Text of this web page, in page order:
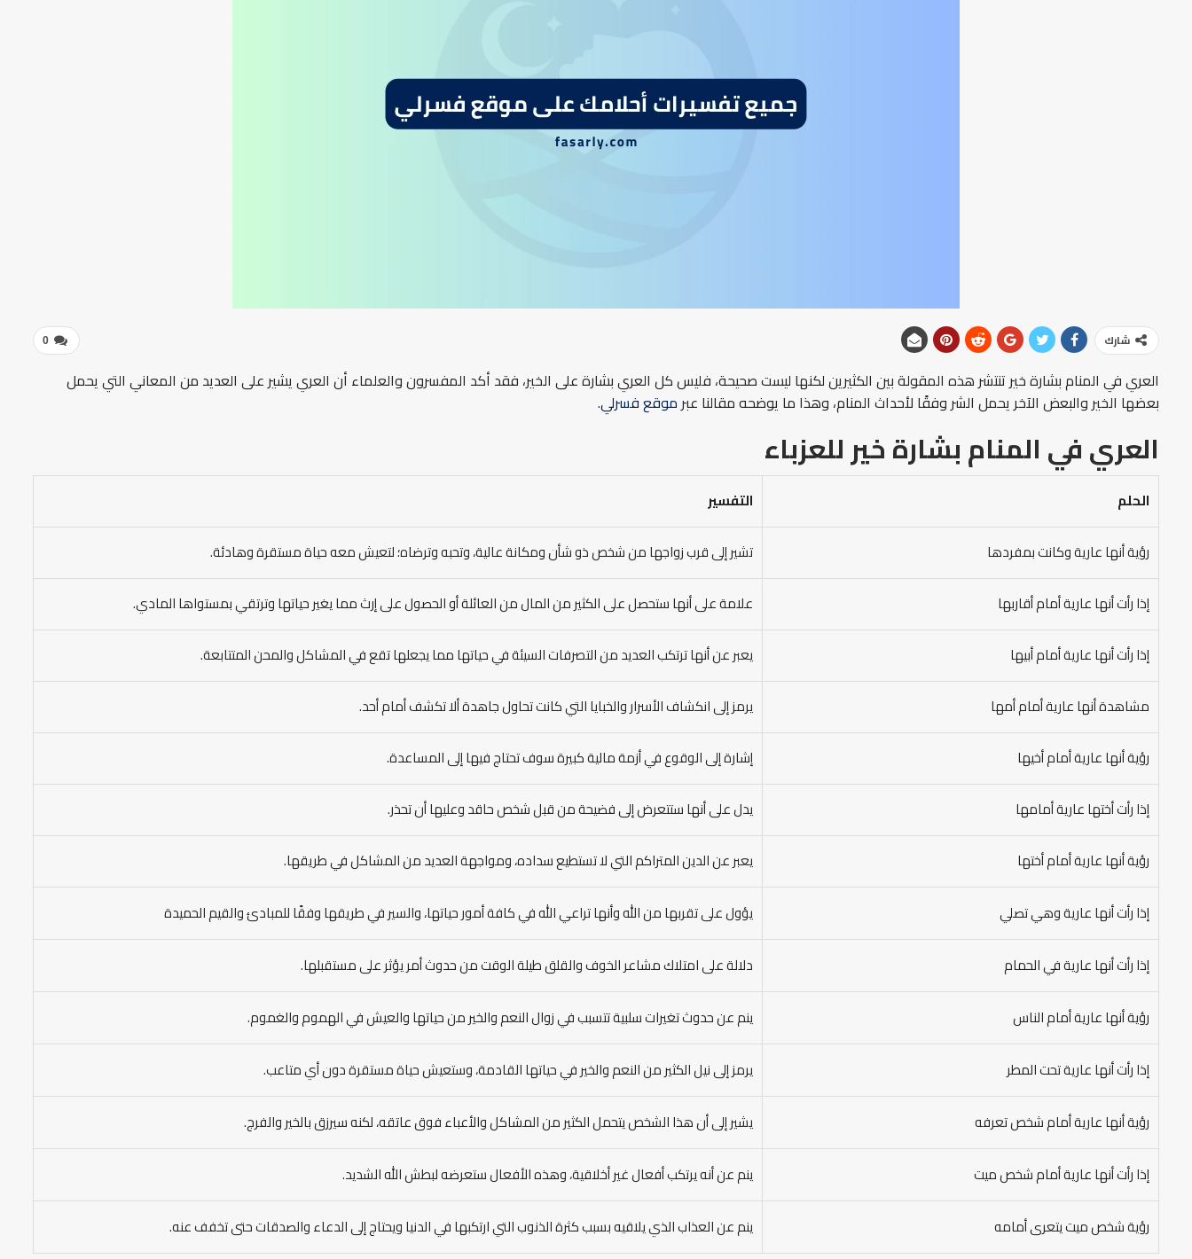
0 شارك
العري في المنام بشارة خير تنتشر هذه المقولة بين الكثيرين لكنها ليست صحيحة، فليس كل العري بشارة على الخير، فقد أكد المفسرون والعلماء أن العري يشير على العديد من المعاني التي يحمل
بعضها الخير والبعض الآخر يحمل الشر وفقًا لأحداث المنام، وهذا ما يوضحه مقالنا عبرموقع فسرلي.
العري في المنام بشارة خيرللعزباء
الحلم
التفسير
رؤية أنها عارية وكانت بمفردها
تشير إلى قرب زواجها من شخص ذو شأن ومكانة عالية، وتحبه وترضاه؛ لتعيش معه حياة مستقرة وهادئة.
إذا رأت أنها عارية أمام أقاربها
علامة على أنها ستحصل على الكثير من المال من العائلة أو الحصول على إرث مما يغير حياتها وترتقي بمستواها المادي.
إذا رأت أنها عارية أمام أبيها
يعبر عن أنها ترتكب العديد من التصرفات السيئة في حياتها مما يجعلها تقع في المشاكل والمحن المتتابعة.
مشاهدة أنها عارية أمام أمها
يرمز إلى انكشاف الأسرار والخبايا التي كانت تحاول جاهدة ألا تكشف أمام أحد.
رؤية أنها عارية أمام أخيها
إشارة إلى الوقوع في أزمة مالية كبيرة سوف تحتاج فيها إلى المساعدة.
إذا رأت أختها عارية أمامها
يدل على أنها ستتعرض إلى فضيحة من قبل شخص حاقد وعليها أن تحذر.
رؤية أنها عارية أمام أختها
يعبر عن الدين المتراكم التي لا تستطيع سداده، ومواجهة العديد من المشاكل في طريقها.
إذا رأت أنها عارية وهي تصلي يؤول على تقربها من الله وأنها تراعي الله في كافة أمور حياتها، والسير في طريقها وفقًا للمبادئ والقيم الحميدة
إذا رأت أنها عارية في الحمام دلالة على امتلاك مشاعر الخوف والقلق طيلة الوقت من حدوث أمر يؤثر على مستقبلها.
رؤية أنها عارية أمام الناس ينم عن حدوث تغيرات سلبية تتسبب في زوال النعم والخير من حياتها والعيش في الهموم والغموم.
إذا رأت أنها عارية تحت المطر يرمز إلى نيل الكثير من النعم والخير في حياتها القادمة، وستعيش حياة مستقرة دون أي متاعب.
رؤية أنها عارية أمام شخص تعرفه يشير إلى أن هذا الشخص يتحمل الكثير من المشاكل والأعباء فوق عاتقه، لكنه سيرزق بالخير والفرج.
إذا رأت أنها عارية أمام شخص ميت ينم عن أنه يرتكب أفعال غير أخلاقية، وهذه الأفعال ستعرضه لبطش الله الشديد.
رؤية شخص ميت يتعرى أمامه ينم عن العذاب الذي يلاقيه بسبب كثرة الذنوب التي ارتكبها في الدنيا ويحتاج إلى الدعاء والصدقات حتى تخفف عنه.